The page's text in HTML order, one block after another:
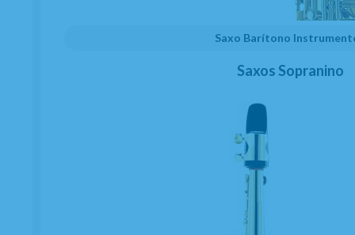
Saxo Barítono
Saxos Sopranino